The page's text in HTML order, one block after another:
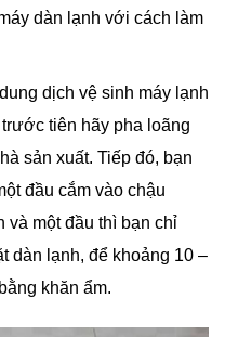
dàn lạnh với cách làm
dịch vệ sinh máy lạnh
tiên hãy pha loãng
sản xuất. Tiếp đó, bạn
đầu cắm vào chậu
và một đầu thì bạn chỉ
dàn lạnh, để khoảng 10 –
khăn ẩm.